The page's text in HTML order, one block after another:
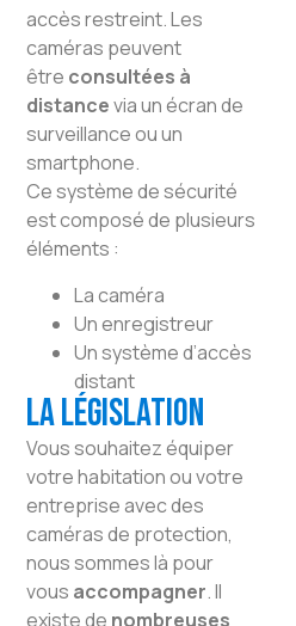
accès restreint. Les
caméras peuvent
être consultées à
distancevia un écran de
surveillance ou un
smartphone.
Ce système de sécurité
est composé de plusieurs
éléments :
La caméra
Un enregistreur
Un système d’accès
distant
La législation
Vous souhaitez équiper
votre habitation ou votre
entreprise avec des
caméras de protection,
nous sommes là pour
vous accompagner. Il
existe de nombreuses